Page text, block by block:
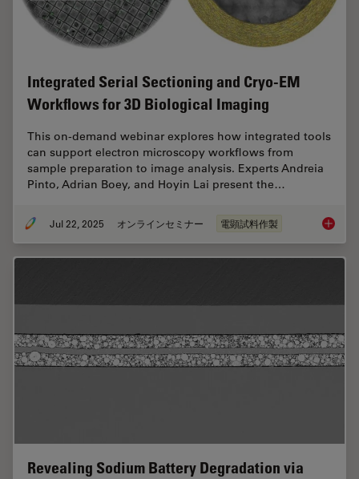
Integrated Serial Sectioning and Cryo-EM
Workflows for 3D Biological Imaging
This on-demand webinar explores how integrated tools
can support electron microscopy workflows from
sample preparation to image analysis. Experts Andreia
Pinto, Adrian Boey, and Hoyin Lai present the…
Jul 22, 2025 オンラインセミナー 電顕試料作製
Revealing Sodium Battery Degradation via